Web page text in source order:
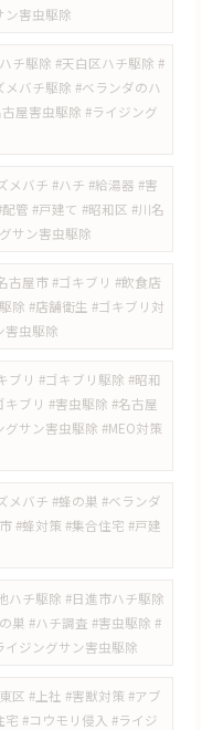
ン害虫駆除
チ駆除 #天白区ハチ駆除 #
メバチ駆除 #ベランダのハ
屋害虫駆除 #ライジング
メバチ #ハチ #給湯器 #害
管 #戸建て #昭和区 #川名
サン害虫駆除
古屋市 #ゴキブリ #飲食店
除 #店舗衛生 #ゴキブリ対
害虫駆除
ブリ #ゴキブリ駆除 #昭和
ブリ #害虫駆除 #名古屋
サン害虫駆除 #MEO対策
メバチ #蜂の巣 #ベランダ
#蜂対策 #集合住宅 #戸建
ハチ駆除 #日進市ハチ駆除
巣 #ハチ調査 #害虫駆除 #
イジングサン害虫駆除
区 #上社 #害獣対策 #アブ
宅 #コウモリ侵入 #ライジ